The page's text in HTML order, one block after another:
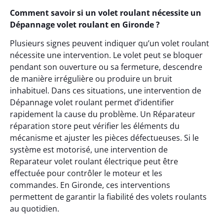
Comment savoir si un volet roulant nécessite un
Dépannage volet roulant en Gironde ?
Plusieurs signes peuvent indiquer qu’un volet roulant
nécessite une intervention. Le volet peut se bloquer
pendant son ouverture ou sa fermeture, descendre
de manière irrégulière ou produire un bruit
inhabituel. Dans ces situations, une intervention de
Dépannage volet roulant permet d’identifier
rapidement la cause du problème. Un Réparateur
réparation store peut vérifier les éléments du
mécanisme et ajuster les pièces défectueuses. Si le
système est motorisé, une intervention de
Reparateur volet roulant électrique peut être
effectuée pour contrôler le moteur et les
commandes. En Gironde, ces interventions
permettent de garantir la fiabilité des volets roulants
au quotidien.